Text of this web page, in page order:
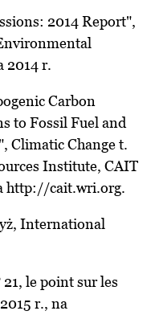
2014 Report",
2014 r.
Carbon
to Fossil Fuel and
Climatic Change t.
Institute, CAIT
http://cait.wri.org.
International
le point sur les
r., na